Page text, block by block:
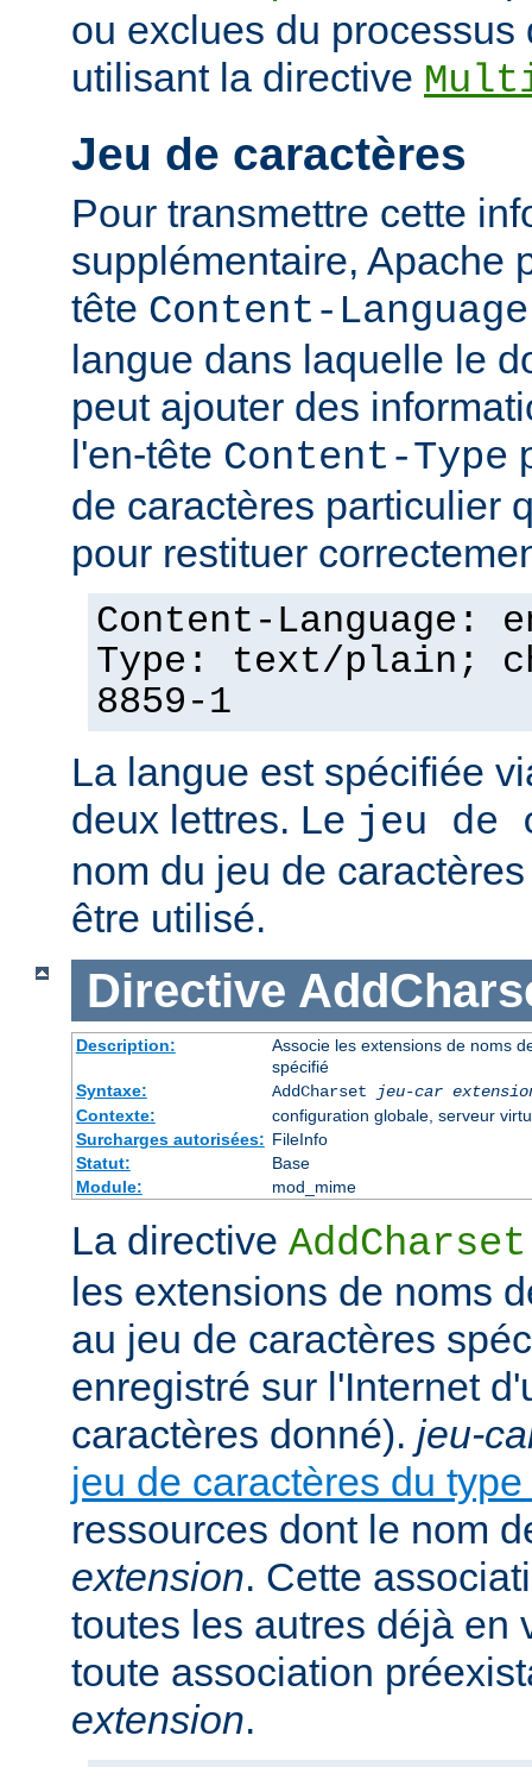
ou exclues du processus
utilisant la directive
Jeu de caractères
Pour transmettre cette
supplémentaire, Apache
tête Content-Language
langue dans laquelle le
peut ajouter des
l'en-tête Content-Type
de caractères particulier
pour restituer
Content-Language:
Type: text/plain;
8859-1
La langue est spécifiée
deux lettres. Le jeu de
nom du jeu de
être utilisé.
Directive
Description:
Associe les extensions de noms
spécifié
Syntaxe:
AddCharset jeu-car
Contexte:
configuration globale, serveur
Surcharges autorisées: FileInfo
Statut:
Base
Module:
mod_mime
La directive AddCharset
les extensions de noms
au jeu de caractères
enregistré sur l'Internet
caractères donné). jeu-
jeu de caractères du
ressources dont le nom
extension. Cette
toutes les autres déjà en
toute association
extension.